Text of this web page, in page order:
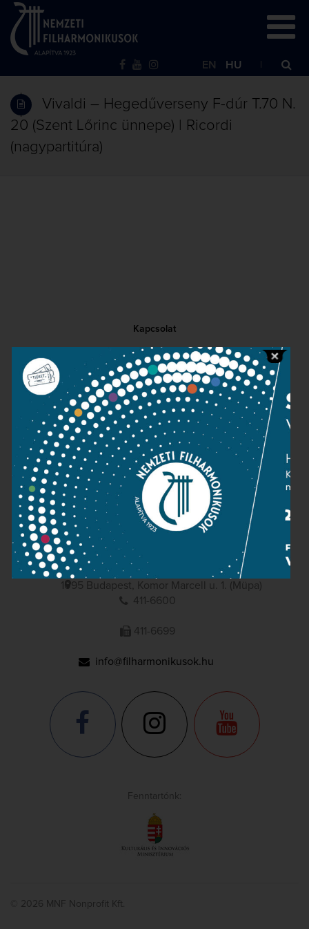
EN HU
Vivaldi – Hegedűverseny F-dúr T.70 N.
20 (Szent Lőrinc ünnepe) | Ricordi
(nagypartitúra)
Kapcsolat
Közérdekű adatok
Sajtószoba
Adatvédelem
Impresszum
NEMZETI
FILHARMONIKUSOK
1095 Budapest, Komor Marcell u. 1. (Müpa)
411-6600
411-6699
info@filharmonikusok.hu
Fenntartónk:
© 2026 MNF Nonprofit Kft.